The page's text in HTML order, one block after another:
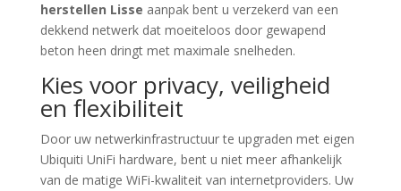
herstellen Lisse aanpak bent u verzekerd van een
dekkend netwerk dat moeiteloos door gewapend
beton heen dringt met maximale snelheden.
Kies voor privacy, veiligheid
en flexibiliteit
Door uw netwerkinfrastructuur te upgraden met eigen
Ubiquiti UniFi hardware, bent u niet meer afhankelijk
van de matige WiFi-kwaliteit van internetproviders. Uw